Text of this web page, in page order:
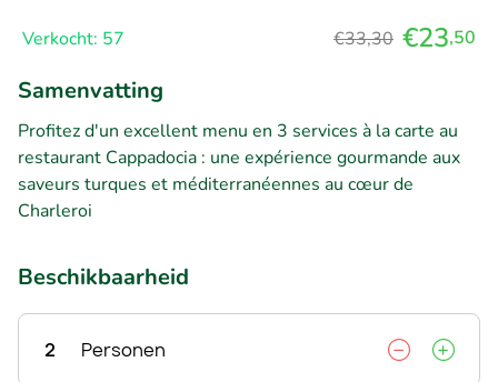
Verkocht: 57 €33,30 €23,50
Samenvatting
Profitez d'un excellent menu en 3 services à la carte au
restaurant Cappadocia : une expérience gourmande aux
saveurs turques et méditerranéennes au cœur de
Charleroi
Beschikbaarheid
2 Personen